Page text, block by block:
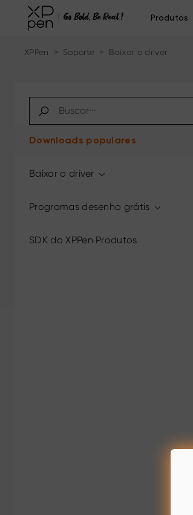
Produtos
XPPen > Soporte > Baixar o driver
Downloads populares
Baixar o driver
Programas desenho grátis
SDK do XPPen Produtos